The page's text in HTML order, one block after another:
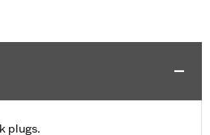
plugs.